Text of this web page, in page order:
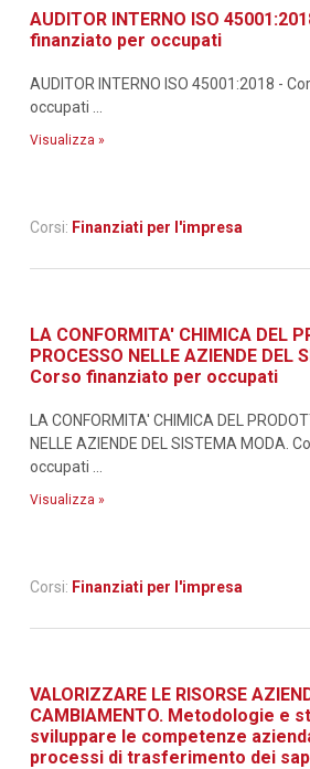
AUDITOR INTERNO ISO
finanziato per occupati
AUDITOR INTERNO ISO 45001:2018 -
occupati ...
Visualizza »
Corsi: Finanziati per l'impresa
LA CONFORMITA' CHIMICA DEL
PROCESSO NELLE AZIENDE DEL
Corso finanziato per occupati
LA CONFORMITA' CHIMICA DEL
NELLE AZIENDE DEL SISTEMA MODA.
occupati ...
Visualizza »
Corsi: Finanziati per l'impresa
VALORIZZARE LE RISORSE
CAMBIAMENTO. Metodologie e
sviluppare le competenze
processi di trasferimento dei